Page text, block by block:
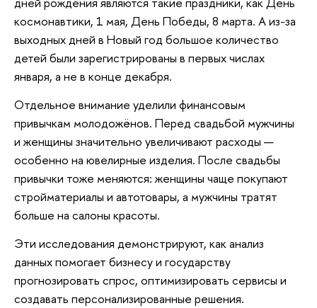
космонавтики, 1 мая, День Победы, 8 марта. А из-за
выходных дней в Новый год большое количество
детей были зарегистрированы в первых числах
января, а не в конце декабря.
Отдельное внимание уделили финансовым
привычкам молодожёнов. Перед свадьбой мужчины
и женщины значительно увеличивают расходы —
особенно на ювелирные изделия. После свадьбы
привычки тоже меняются: женщины чаще покупают
стройматериалы и автотовары, а мужчины тратят
больше на салоны красоты.
Эти исследования демонстрируют, как анализ
данных помогает бизнесу и государству
прогнозировать спрос, оптимизировать сервисы и
создавать персонализированные решения.